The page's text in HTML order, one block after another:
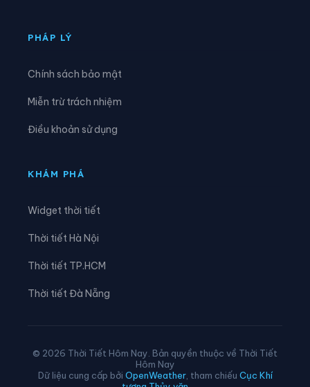
Xã Gia Kiệm
Xã Long Hà
Xã Phước An
PHÁP LÝ
Chính sách bảo mật
Miễn trừ trách nhiệm
Điều khoản sử dụng
KHÁM PHÁ
Widget thời tiết
Thời tiết Hà Nội
Thời tiết TP.HCM
Thời tiết Đà Nẵng
© 2026 Thời Tiết Hôm Nay. Bản quyền thuộc về Thời Tiết
Hôm Nay
Dữ liệu cung cấp bởi OpenWeather, tham chiếu Cục Khí